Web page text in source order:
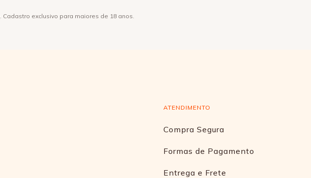
. Cadastro exclusivo para maiores de 18 anos.
ATENDIMENTO
Compra Segura
Formas de Pagamento
Entrega e Frete